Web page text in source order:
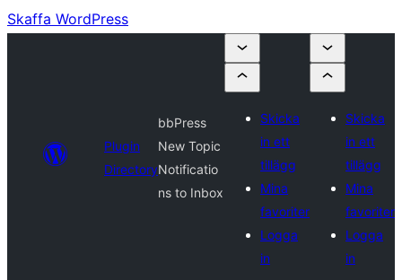
Skaffa WordPress
Plugin
Directory
bbPress
New Topic
Notificatio
ns to Inbox
Skicka
in ett
tillägg
Mina
favoriter
Logga
in
Skicka
in ett
tillägg
Mina
favoriter
Logga
in